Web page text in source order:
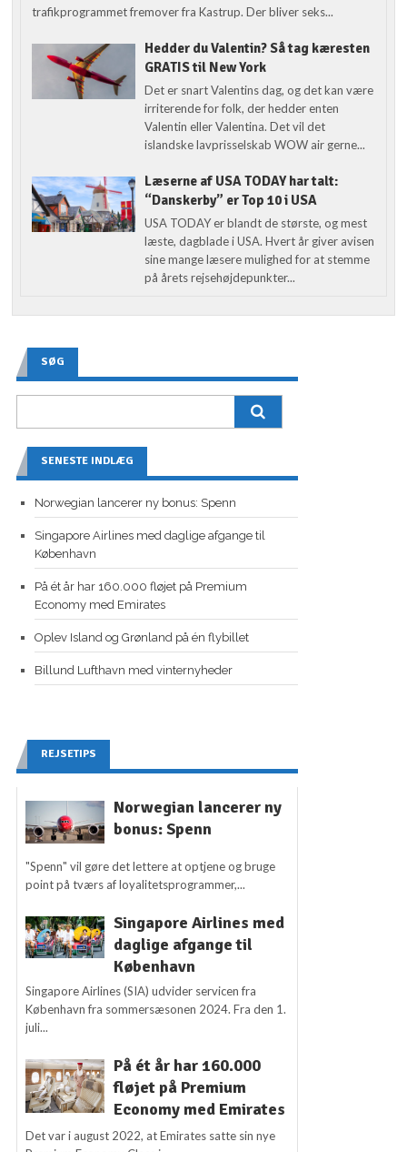
trafikprogrammet fremover fra Kastrup. Der bliver seks...
Hedder du Valentin? Så tag kæresten
GRATIS til New York
Det er snart Valentins dag, og det kan være
irriterende for folk, der hedder enten
Valentin eller Valentina. Det vil det
islandske lavprisselskab WOW air gerne...
Læserne af USA TODAY har talt:
“Danskerby” er Top 10 i USA
USA TODAY er blandt de største, og mest
læste, dagblade i USA. Hvert år giver avisen
sine mange læsere mulighed for at stemme
på årets rejsehøjdepunkter...
SØG
SENESTE INDLÆG
Norwegian lancerer ny bonus: Spenn
Singapore Airlines med daglige afgange til
København
På ét år har 160.000 fløjet på Premium
Economy med Emirates
Oplev Island og Grønland på én flybillet
Billund Lufthavn med vinternyheder
REJSETIPS
Norwegian lancerer ny
bonus: Spenn
"Spenn" vil gøre det lettere at optjene og bruge
point på tværs af loyalitetsprogrammer,...
Singapore Airlines med
daglige afgange til
København
Singapore Airlines (SIA) udvider servicen fra
København fra sommersæsonen 2024. Fra den 1.
juli...
På ét år har 160.000
fløjet på Premium
Economy med Emirates
Det var i august 2022, at Emirates satte sin nye